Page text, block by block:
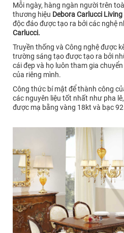
Mỗi ngày, hàng ngàn người trên
thương hiệu Debora Carlucci Living
độc đáo được tạo ra bởi các nghệ
Carlucci.
Truyền thống và Công nghệ được
trường sáng tạo được tạo ra bởi
cái đẹp và họ luôn tham gia
của riêng mình.
Công thức bí mật để thành công
các nguyên liệu tốt nhất như pha
được mạ bằng vàng 18kt và bạc